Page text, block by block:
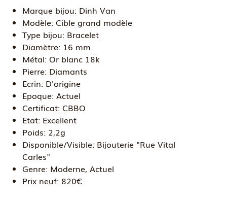
Marque bijou: Dinh Van
Modèle: Cible grand modèle
Type bijou: Bracelet
Diamètre: 16 mm
Métal: Or blanc 18k
Pierre: Diamants
Ecrin: D'origine
Epoque: Actuel
Certificat: CBBO
Etat: Excellent
Poids: 2,2g
Disponible/Visible: Bijouterie "Rue Vital
Carles"
Genre: Moderne, Actuel
Prix neuf: 820€